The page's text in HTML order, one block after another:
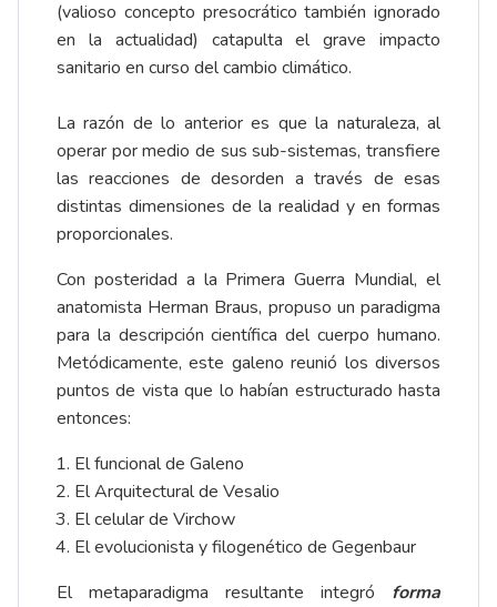
(valioso concepto presocrático también ignorado
en la actualidad) catapulta el grave impacto
sanitario en curso del cambio climático.
La razón de lo anterior es que la naturaleza, al
operar por medio de sus sub-sistemas, transfiere
las reacciones de desorden a través de esas
distintas dimensiones de la realidad y en formas
proporcionales.
Con posteridad a la Primera Guerra Mundial, el
anatomista Herman Braus, propuso un paradigma
para la descripción científica del cuerpo humano.
Metódicamente, este galeno reunió los diversos
puntos de vista que lo habían estructurado hasta
entonces:
El funcional de Galeno
El Arquitectural de Vesalio
El celular de Virchow
El evolucionista y filogenético de Gegenbaur
El metaparadigma resultante integró forma